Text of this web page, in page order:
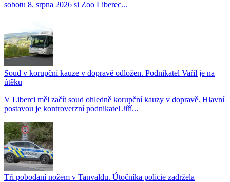
sobotu 8. srpna 2026 si Zoo Liberec...
Soud v korupční kauze v dopravě odložen. Podnikatel Vařil je na
útěku
V Liberci měl začít soud ohledně korupční kauzy v dopravě. Hlavní
postavou je kontroverzní podnikatel Jiří...
Tři pobodaní nožem v Tanvaldu. Útočníka policie zadržela